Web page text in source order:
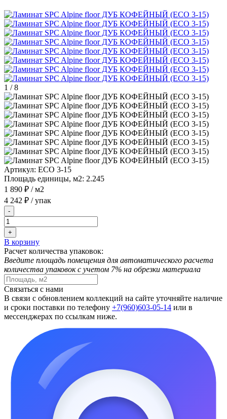
1 /8
Артикул: ECO 3-15
Площадь единицы, м2: 2.245
1 890 ₽ / м2
4 242 ₽ / упак
-
+
В корзину
Расчет количества упаковок:
Введите площадь помещения для автоматического расчета
количества упаковок с учетом 7% на обрезки материала
Связаться с нами
В связи с обновлением коллекций на сайте уточняйте наличие
и сроки поставки по телефону +7(960)603-05-14 или в
мессенджерах по ссылкам ниже.